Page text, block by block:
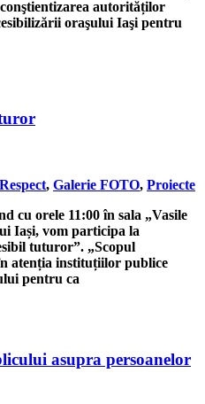
autorităților
oraşului Iaşi pentru
, Galerie FOTO, Proiecte
cu orele 11:00 în sala „Vasile
Iași, vom participa la
tuturor”. „Scopul
atenția instituțiilor publice
pentru ca
asupra persoanelor